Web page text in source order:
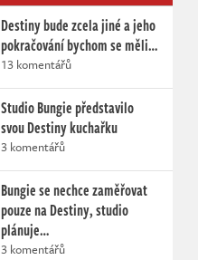
Destiny bude zcela jiné a jeho
pokračování bychom se měli…
13 komentářů
Studio Bungie představilo
svou Destiny kuchařku
3 komentářů
Bungie se nechce zaměřovat
pouze na Destiny, studio
plánuje…
3 komentářů